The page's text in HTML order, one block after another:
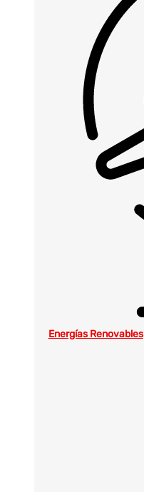
Energías Renovables